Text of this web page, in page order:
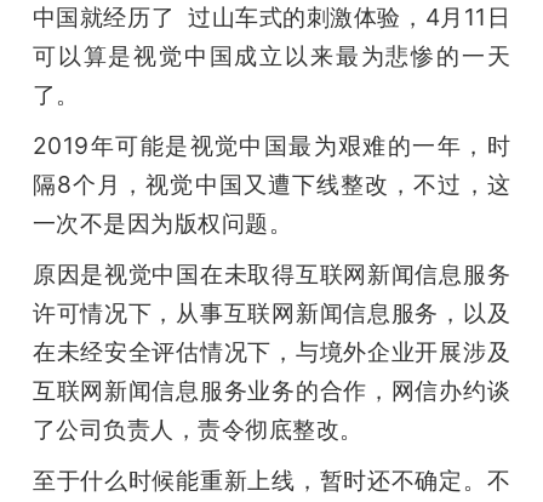
中国就经历了  过山车式的刺激体验，4月11日
可以算是视觉中国成立以来最为悲惨的一天
了。
2019年可能是视觉中国最为艰难的一年，时
隔8个月，视觉中国又遭下线整改，不过，这
一次不是因为版权问题。
原因是视觉中国在未取得互联网新闻信息服务
许可情况下，从事互联网新闻信息服务，以及
在未经安全评估情况下，与境外企业开展涉及
互联网新闻信息服务业务的合作，网信办约谈
了公司负责人，责令彻底整改。
至于什么时候能重新上线，暂时还不确定。不